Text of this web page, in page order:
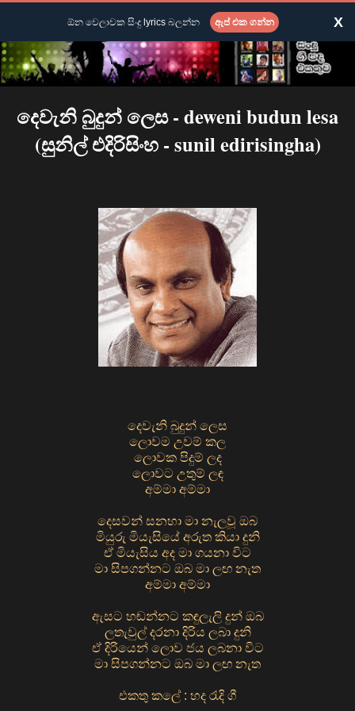
දෙවැනි බුදුන් ලෙස - deweni budun lesa
(සුනිල් එදිරිසිංහ - sunil edirisingha)
දෙවැනි බුදුන් ලෙස
ලොවම උවම් කල
ලොවක පිදුම් ලද
ලොවට උතුම් ලඳ
අම්මා අම්මා
දෙසවන් සනහා මා නැලවූ ඔබ
මියුරු මියැසියේ අරුත කියා දුනි
ඒ මියැසිය අද මා ගයනා විට
මා සිපගන්නට ඔබ මා ලඟ නැත
අම්මා අම්මා
ඇසට හඬන්නට කඳුලැලි දුන් ඔබ
ලතැවුල් දරනා දිරිය ලබා දුනි
ඒ දිරියෙන් ලොව ජය ලබනා විට
මා සිපගන්නට ඔබ මා ලඟ නැත
එකතු කලේ : හද රැදි ගී
ඕන වෙලාවක සිංදු lyrics බලන්න ඇප් එක ගන්න X